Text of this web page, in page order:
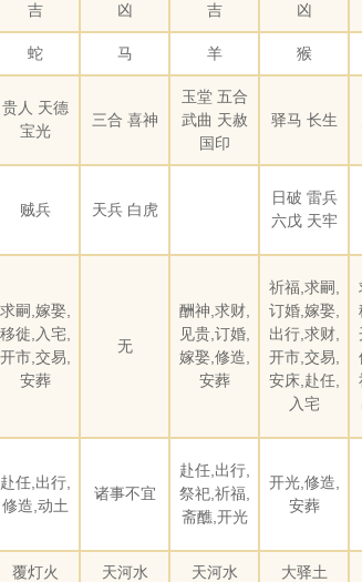
吉 凶 吉 凶
蛇 马 羊 猴
贵人 天德
宝光
三合 喜神
玉堂 五合
武曲 天赦
国印
驿马 长生
贼兵 天兵 白虎
日破 雷兵
六戊 天牢
求嗣,嫁娶,
移徙,入宅,
开市,交易,
安葬
无
酬神,求财,
见贵,订婚,
嫁娶,修造,
安葬
祈福,求嗣,
订婚,嫁娶,
出行,求财,
开市,交易,
安床,赴任,
入宅
赴任,出行,
修造,动土
诸事不宜
赴任,出行,
祭祀,祈福,
斋醮,开光
开光,修造,
安葬
覆灯火 天河水 天河水 大驿土